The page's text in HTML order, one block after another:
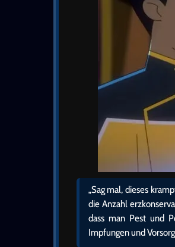
„Sag mal, dieses
die Anzahl
dass man Pest und
Impfungen und